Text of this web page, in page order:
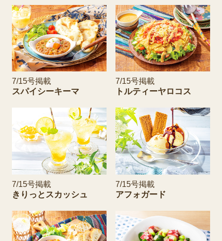
7/15号掲載
スパイシーキーマ
7/15号掲載
トルティーヤロコス
7/15号掲載
きりっとスカッシュ
7/15号掲載
アフォガード